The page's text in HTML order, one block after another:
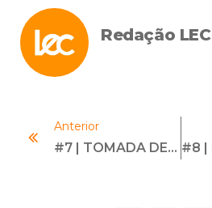
Redação LEC
Anterior
#7 | TOMADA DE DECISÃO ÉTICA | Com Alexandre Serpa